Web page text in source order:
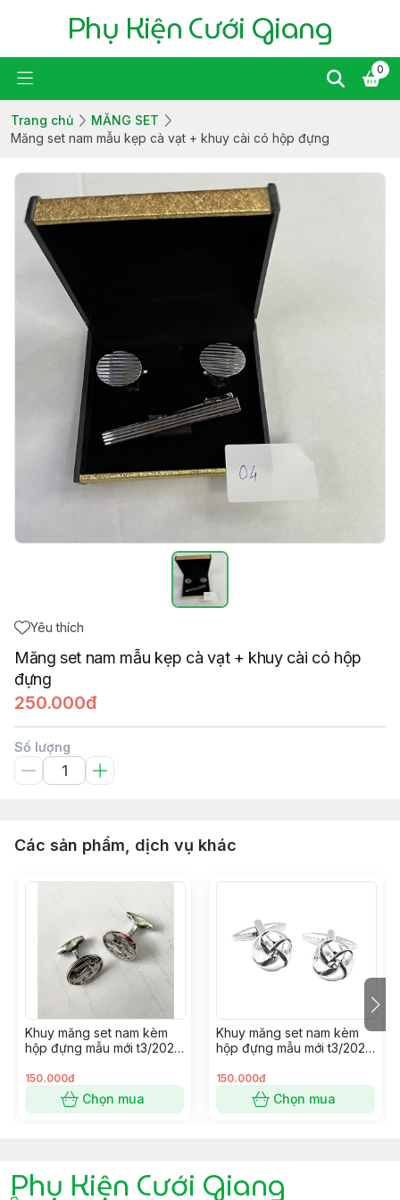
Phụ Kiện Cưới Giang
0
Trang chủ
MĂNG SET
Măng set nam mẫu kẹp cà vạt + khuy cài có hộp đựng
Yêu thích
Măng set nam mẫu kẹp cà vạt + khuy cài có hộp
đựng
250.000đ
Số lượng
Các sản phẩm, dịch vụ khác
Khuy măng set nam kèm
hộp đựng mẫu mới t3/2024
150.000đ
Chọn mua
Khuy măng set nam kèm
hộp đựng mẫu mới t3/2024
150.000đ
Chọn mua
Phụ Kiện Cưới Giang